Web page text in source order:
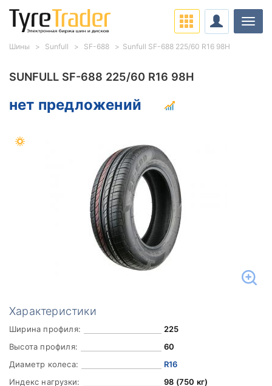
SUNFULL SF-688 225/60 R16 98H
нет предложений
Характеристики
Ширина профиля:
225
Высота профиля:
60
Диаметр колеса:
R16
Индекс нагрузки:
98 (750 кг)
Шины Sunfull SF-688 Sunfull SF-688 225/60 R16 98H